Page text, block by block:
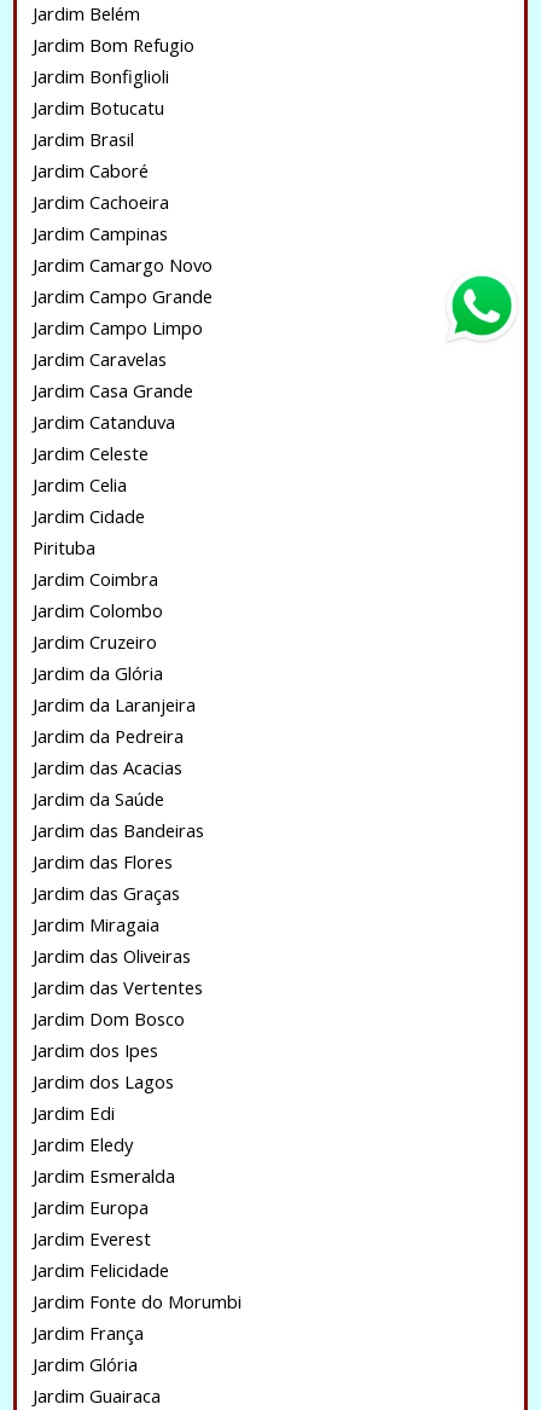
Jardim Belém
Jardim Bom Refugio
Jardim Bonfiglioli
Jardim Botucatu
Jardim Brasil
Jardim Caboré
Jardim Cachoeira
Jardim Campinas
Jardim Camargo Novo
Jardim Campo Grande
Jardim Campo Limpo
Jardim Caravelas
Jardim Casa Grande
Jardim Catanduva
Jardim Celeste
Jardim Celia
Jardim Cidade
Pirituba
Jardim Coimbra
Jardim Colombo
Jardim Cruzeiro
Jardim da Glória
Jardim da Laranjeira
Jardim da Pedreira
Jardim das Acacias
Jardim da Saúde
Jardim das Bandeiras
Jardim das Flores
Jardim das Graças
Jardim Miragaia
Jardim das Oliveiras
Jardim das Vertentes
Jardim Dom Bosco
Jardim dos Ipes
Jardim dos Lagos
Jardim Edi
Jardim Eledy
Jardim Esmeralda
Jardim Europa
Jardim Everest
Jardim Felicidade
Jardim Fonte do Morumbi
Jardim França
Jardim Glória
Jardim Guairaca